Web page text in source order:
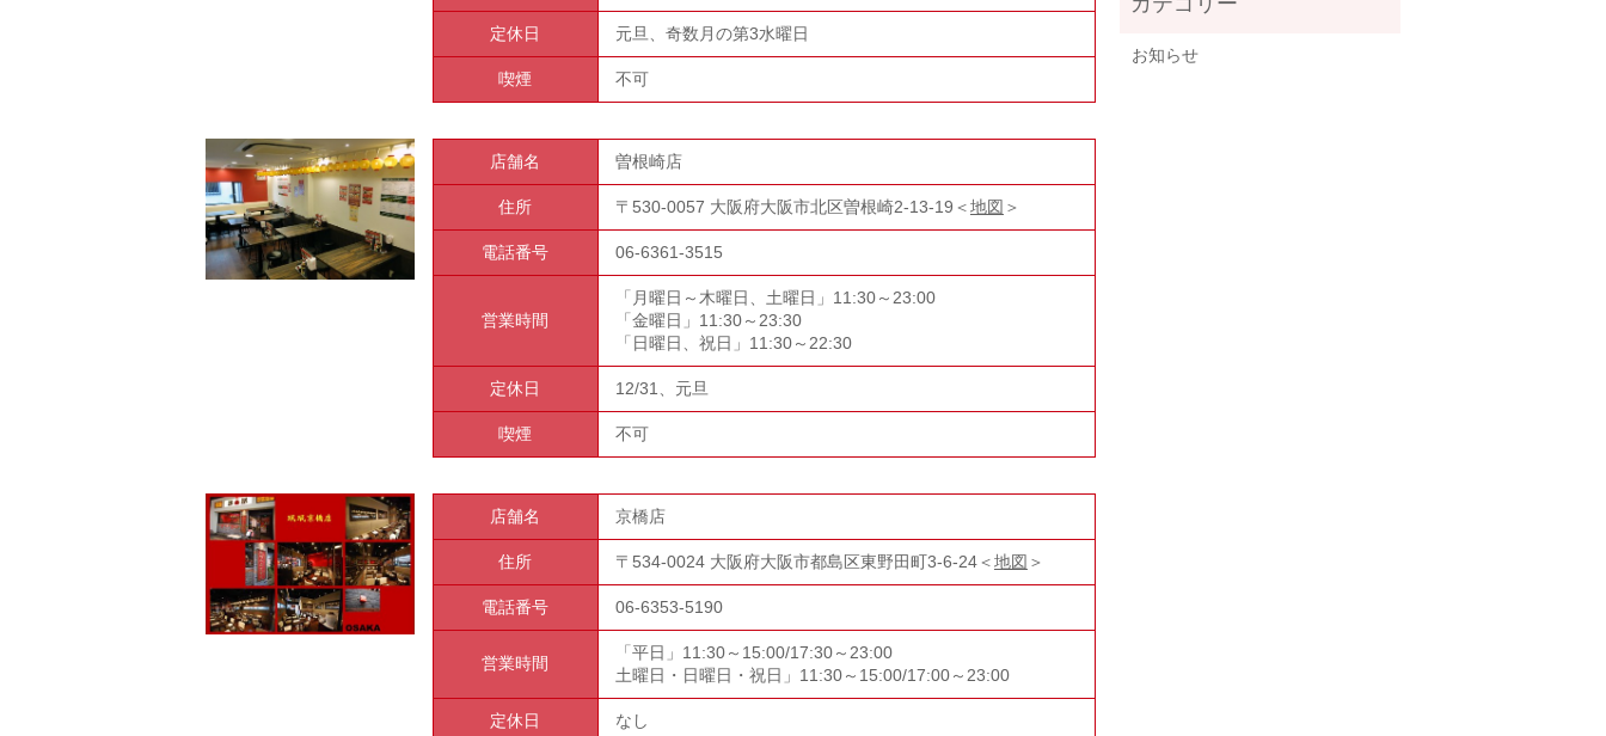
定休日 元旦、奇数月の第3水曜日
喫煙 不可
店舗名 曽根崎店
住所 〒530-0057 大阪府大阪市北区曽根崎2-13-19＜地図 ＞
電話番号 06-6361-3515
営業時間
「月曜日～木曜日、土曜日」11:30～ 23:00
「金曜日」11:30～ 23:30
「日曜日、祝日」11:30～ 22:30
定休日 12/31、元旦
喫煙 不可
店舗名 京橋店
住所 〒534-0024 大阪府大阪市都島区東野田町3-6-24＜地図 ＞
電話番号 06-6353-5190
営業時間
「平日」11:30～15:00/17:30～23:00
土曜日・日曜日・祝日」11:30～15:00/17:00～23:00
定休日 なし
お知らせ